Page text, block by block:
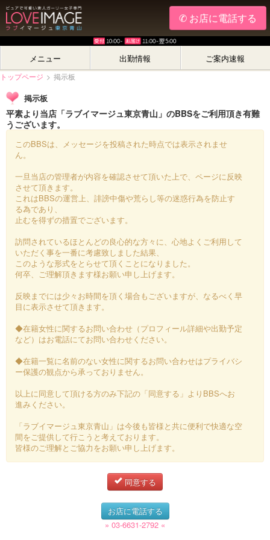
✆ お店に電話する
メニュー 出勤情報 ご案内速報
トップページ > 掲示板
掲示板
平素より当店「ラブイマージュ東京青山」のBBSをご利用頂き有難
うございます。
このBBSは、メッセージを投稿された時点では表示されませ
ん。
一旦当店の管理者が内容を確認させて頂いた上で、ページに反映
させて頂きます。
これはBBSの運営上、誹謗中傷や荒らし等の迷惑行為を防止す
る為であり、
止むを得ずの措置でございます。
訪問されているほとんどの良心的な方々に、心地よくご利用して
いただく事を一番に考慮致しました結果、
このような形式をとらせて頂くことになりました。
何卒、ご理解頂きます様お願い申し上げます。
反映までには少々お時間を頂く場合もございますが、なるべく早
目に表示させて頂きます。
◆在籍女性に関するお問い合わせ（プロフィール詳細や出勤予定
など）はお電話にてお問い合わせください。
◆在籍一覧に名前のない女性に関するお問い合わせはプライバシ
ー保護の観点から承っておりません。
以上に同意して頂ける方のみ下記の「同意する」よりBBSへお
進みください。
「ラブイマージュ東京青山」は今後も皆様と共に便利で快適な空
間をご提供して行こうと考えております。
皆様のご理解とご協力をお願い申し上げます。
同意する
お店に電話する
» 03-6631-2792 «